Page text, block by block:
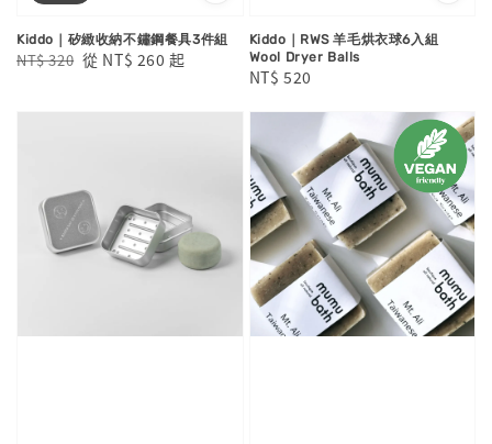
Kiddo｜矽緻收納不鏽鋼餐具3件組
Regular
NT$ 320 Sale
從 NT$ 260 起
Kiddo｜RWS 羊毛烘衣球6入組
Wool Dryer Balls
Regular
NT$ 520